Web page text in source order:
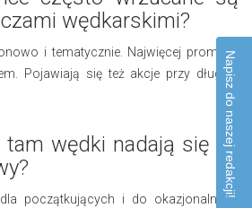
wędkarskimi?
i tematycznie. Najwięcej promocji
Pojawiają się też akcje przy długich
tam wędki nadają się na
początkujących i do okazjonalnego
Napisz do naszej redakcji!